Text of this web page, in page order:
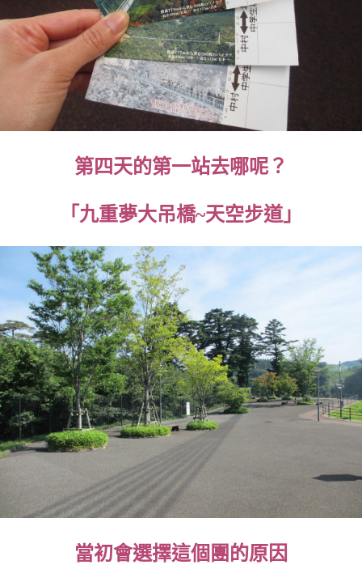
第四天的第一站去哪呢？
「九重夢大吊橋~天空步道」
當初會選擇這個團的原因